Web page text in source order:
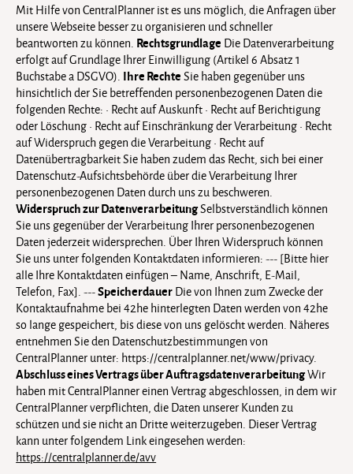
Mit Hilfe von CentralPlanner ist es uns möglich, die Anfragen über
unsere Webseite besser zu organisieren und schneller
beantworten zu können. Rechtsgrundlage Die Datenverarbeitung
erfolgt auf Grundlage Ihrer Einwilligung (Artikel 6 Absatz 1
Buchstabe a DSGVO). Ihre RechteSie haben gegenüber uns
hinsichtlich der Sie betreffenden personenbezogenen Daten die
folgenden Rechte: • Recht auf Auskunft • Recht auf Berichtigung
oder Löschung • Recht auf Einschränkung der Verarbeitung • Recht
auf Widerspruch gegen die Verarbeitung • Recht auf
Datenübertragbarkeit Sie haben zudem das Recht, sich bei einer
Datenschutz-Aufsichtsbehörde über die Verarbeitung Ihrer
personenbezogenen Daten durch uns zu beschweren.
Widerspruch zur DatenverarbeitungSelbstverständlich können
Sie uns gegenüber der Verarbeitung Ihrer personenbezogenen
Daten jederzeit widersprechen. Über Ihren Widerspruch können
Sie uns unter folgenden Kontaktdaten informieren: --- [Bitte hier
alle Ihre Kontaktdaten einfügen – Name, Anschrift, E-Mail,
Telefon, Fax]. ---SpeicherdauerDie von Ihnen zum Zwecke der
Kontaktaufnahme bei 42he hinterlegten Daten werden von 42he
so lange gespeichert, bis diese von uns gelöscht werden. Näheres
entnehmen Sie den Datenschutzbestimmungen von
CentralPlanner unter: https://centralplanner.net/www/privacy.
Abschluss eines Vertrags über AuftragsdatenverarbeitungWir
haben mit CentralPlanner einen Vertrag abgeschlossen, in dem wir
CentralPlanner verpflichten, die Daten unserer Kunden zu
schützen und sie nicht an Dritte weiterzugeben. Dieser Vertrag
kann unter folgendem Link eingesehen werden:
https://centralplanner.de/avv